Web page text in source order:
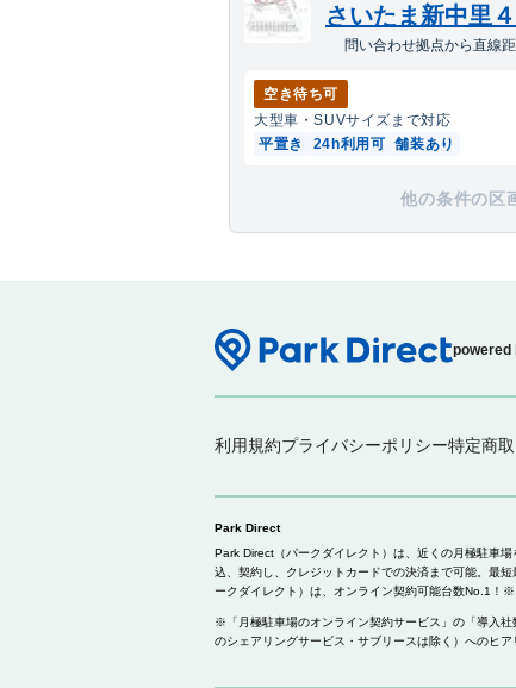
さいたま新中里
問い合わせ拠点から直線
空き待ち可
大型車・SUVサイズまで対応
平置き
24h利用可 舗装あり
他の条件の区
powered
利用規約プライバシーポリシー特定商
Park Direct
Park Direct（パークダイレクト）は、近くの月極駐車
込、契約し、クレジットカードでの決済まで可能。最
ークダイレクト）は、オンライン契約可能台数No.1！
※「月極駐車場のオンライン契約サービス」の「導入
のシェアリングサービス・サブリースは除く）へのヒ